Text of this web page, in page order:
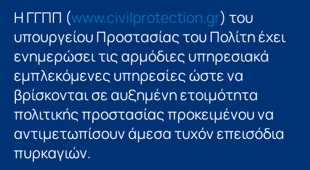
Η ΓΓΠΠ (www.civilprotection.gr) του
υπουργείου Προστασίας του Πολίτη έχει
ενημερώσει τις αρμόδιες υπηρεσιακά
εμπλεκόμενες υπηρεσίες ώστε να
βρίσκονται σε αυξημένη ετοιμότητα
πολιτικής προστασίας προκειμένου να
αντιμετωπίσουν άμεσα τυχόν επεισόδια
πυρκαγιών.